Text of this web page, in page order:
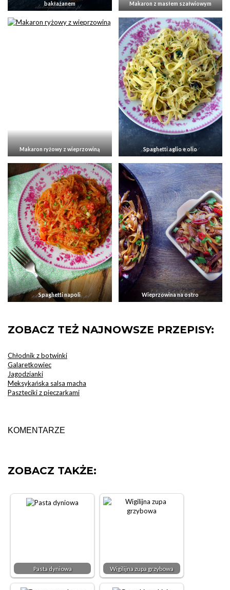
bakłażanem Makaron z masłem szałwiowym
Makaron ryżowy z wieprzowiną Spaghetti aglio e olio
Spaghetti napoli Wieprzowina na ostro
ZOBACZ TEŻ NAJNOWSZE PRZEPISY:
Chłodnik z botwinki
Galaretkowiec
Jagodzianki
Meksykańska salsa macha
Paszteciki z pieczarkami
KOMENTARZE
ZOBACZ TAKŻE:
Pasta dyniowa Wigilijna zupa grzybowa